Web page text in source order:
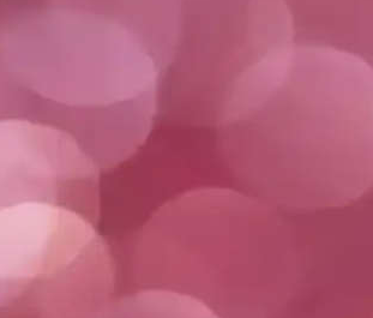
destekler. Doğru model ve kullanım ile
Wicromed Modellerinin Özellikleri
kullanıcı deneyimleri ve performansları
ve Wicromed Ürünlerinin Özellikleri
kullanıcı yorumları ve kullanım
Etkileri ve Geri Dönüş İhtimali